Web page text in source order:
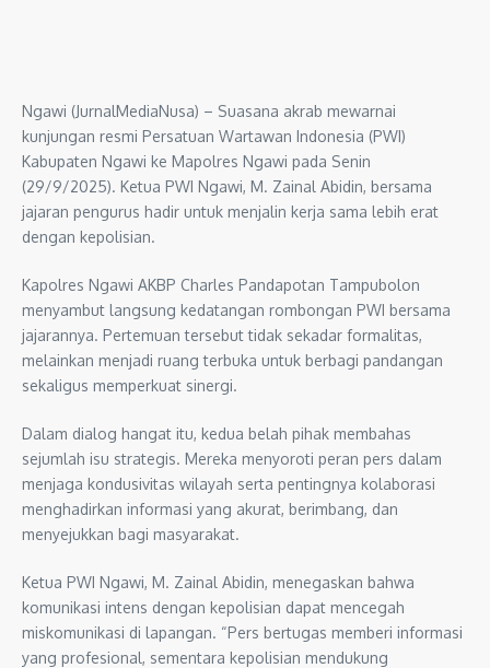
Ngawi (JurnalMediaNusa) – Suasana akrab mewarnai
kunjungan resmi Persatuan Wartawan Indonesia (PWI)
Kabupaten Ngawi ke Mapolres Ngawi pada Senin
(29/9/2025). Ketua PWI Ngawi, M. Zainal Abidin, bersama
jajaran pengurus hadir untuk menjalin kerja sama lebih erat
dengan kepolisian.
Kapolres Ngawi AKBP Charles Pandapotan Tampubolon
menyambut langsung kedatangan rombongan PWI bersama
jajarannya. Pertemuan tersebut tidak sekadar formalitas,
melainkan menjadi ruang terbuka untuk berbagi pandangan
sekaligus memperkuat sinergi.
Dalam dialog hangat itu, kedua belah pihak membahas
sejumlah isu strategis. Mereka menyoroti peran pers dalam
menjaga kondusivitas wilayah serta pentingnya kolaborasi
menghadirkan informasi yang akurat, berimbang, dan
menyejukkan bagi masyarakat.
Ketua PWI Ngawi, M. Zainal Abidin, menegaskan bahwa
komunikasi intens dengan kepolisian dapat mencegah
miskomunikasi di lapangan. “Pers bertugas memberi informasi
yang profesional, sementara kepolisian mendukung